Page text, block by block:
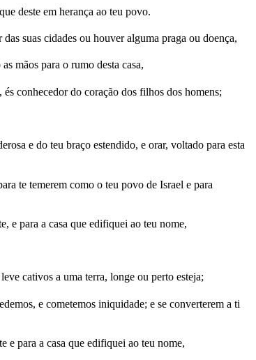
deste em herança ao teu povo.
suas cidades ou houver alguma praga ou doença,
mãos para o rumo desta casa,
conhecedor do coração dos filhos dos homens;
e do teu braço estendido, e orar, voltado para esta
te temerem como o teu povo de Israel e para
e para a casa que edifiquei ao teu nome,
cativos a uma terra, longe ou perto esteja;
e cometemos iniquidade; e se converterem a ti
e para a casa que edifiquei ao teu nome,